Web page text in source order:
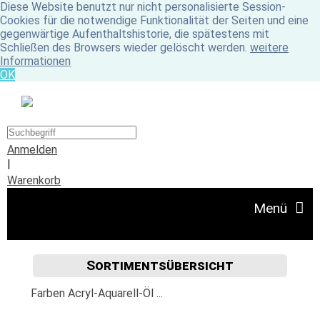
Diese Website benutzt nur nicht personalisierte Session-
Cookies für die notwendige Funktionalität der Seiten und eine
gegenwärtige Aufenthaltshistorie, die spätestens mit
Schließen des Browsers wieder gelöscht werden. weitere
Informationen
OK
Anmelden
|
Warenkorb
Menü
Sortimentsübersicht
Farben Acryl-Aquarell-Öl ...